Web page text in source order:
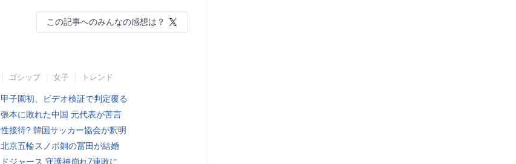
この記事へのみんなの感想は？
ゴシップ 女子 トレンド
甲子園初、ビデオ検証で判定覆る
張本に敗れた中国 元代表が苦言
性接待? 韓国サッカー協会が釈明
北京五輪スノボ銅の冨田が結婚
ドジャース 守護神崩れ7連敗に